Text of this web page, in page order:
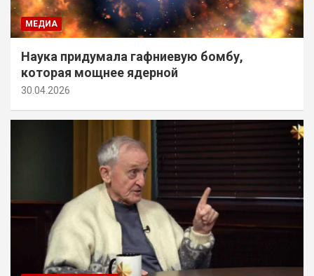
МЕДИА
Наука придумала гафниевую бомбу,
которая мощнее ядерной
30.04.2026